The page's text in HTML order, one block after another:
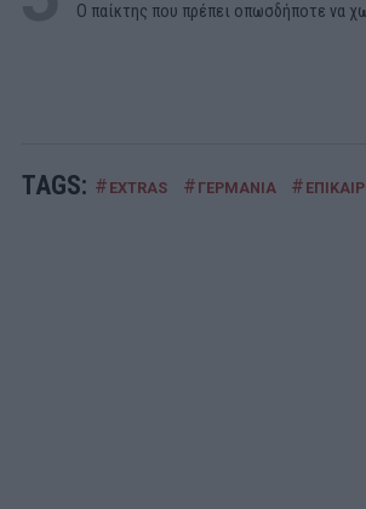
Ο παίκτης που πρέπει οπωσδήποτε να
TAGS: # EXTRAS # ΓΕΡΜΑΝΙΑ #